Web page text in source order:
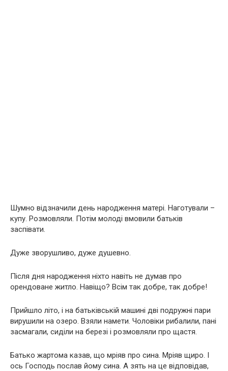
Шумно відзначили день народження матері. Наготували –
купу. Розмовляли. Потім молоді вмовили батьків
заспівати.
Дуже зворушливо, дуже душевно.
Після дня народження ніхто навіть не думав про
орендоване житло. Навіщо? Всім так добре, так добре!
Прийшло літо, і на батьківській машині дві подружні пари
вирушили на озеро. Взяли намети. Чоловіки рибалили, пані
засмагали, сиділи на березі і розмовляли про щастя.
Батько жартома казав, що мріяв про сина. Мріяв щиро. І
ось Господь послав йому сина. А зять на це відповідав,